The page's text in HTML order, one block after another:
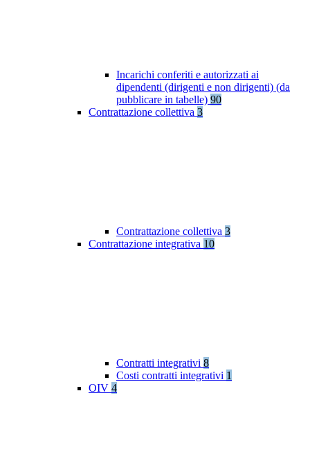
Incarichi conferiti e autorizzati ai
dipendenti (dirigenti e non dirigenti) (da
pubblicare in tabelle) 90
Contrattazione collettiva 3
Contrattazione collettiva 3
Contrattazione integrativa 10
Contratti integrativi 8
Costi contratti integrativi 1
OIV 4